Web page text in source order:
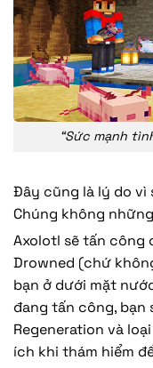
“Sức mạnh
Đây cũng là lý do vì
Chúng không
Axolotl sẽ tấn công
Drowned (chứ
bạn ở dưới mặt
đang tấn công, bạn
Regeneration và
ích khi thám hiểm